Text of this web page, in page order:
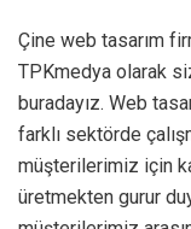
Çine web tasarım
TPKmedya olarak
buradayız. Web
farklı sektörde
müşterilerimiz için
üretmekten gurur